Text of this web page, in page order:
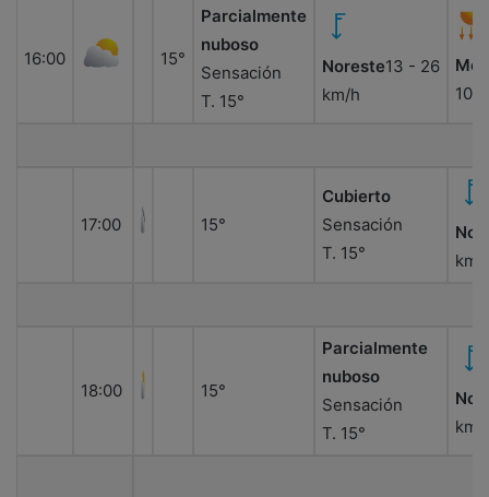
16:00 15°
Parcialmente
nuboso
Sensación
T. 15°
Noreste13 - 26
km/h
10
17:00 15°
Cubierto
Sensación
T. 15°
km/
18:00 15°
Parcialmente
nuboso
Sensación
T. 15°
km/